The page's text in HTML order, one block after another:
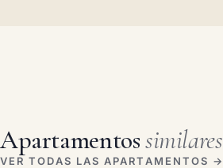
Apartamentossimilares
VER TODAS LAS APARTAMENTOS →